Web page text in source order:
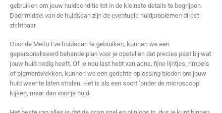
gebruiken om jouw huidconditie tot in de kleinste details te begrijpen.
Door middel van de huidscan zijn de eventuele huidproblemen direct
zichtbaar.
Door de Meitu Eve huidscan te gebruiken, kunnen we een
gepersonaliseerd behandelplan voor je opstellen dat precies past bij wat
jouw huid nodig heeft. Of je nou last hebt van acne, fijne lijntjes, rimpels
of pigmentvlekken, kunnen we een gerichte oplossing bieden om jouw
huid weer te laten stralen. Het is als een soort ‘onder de microscoop’
kijken, maar dan voor je huid.